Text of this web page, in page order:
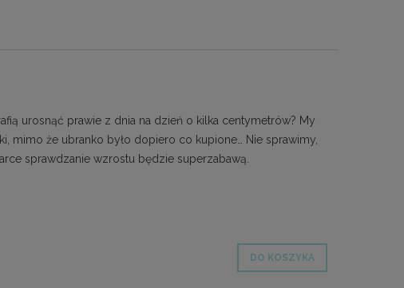
urosnąć prawie z dnia na dzień o kilka centymetrów? My
mimo że ubranko było dopiero co kupione… Nie sprawimy,
sprawdzanie wzrostu będzie superzabawą.
DO KOSZYKA